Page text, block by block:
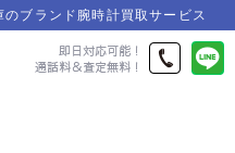
ブランド腕時計買取サービス